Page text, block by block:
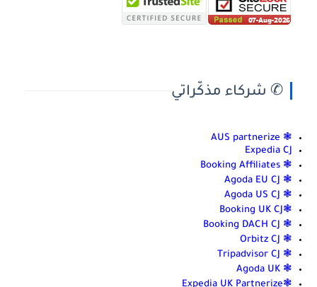
✆ شركاء مذكّراتي
❃ AUS partnerize
Expedia CJ
❃ Booking Affiliates
❃ Agoda EU CJ
❃ Agoda US CJ
❃Booking UK CJ
❃ Booking DACH CJ
❃ Orbitz CJ
❃ Tripadvisor CJ
❃ Agoda UK
❃Expedia UK Partnerize